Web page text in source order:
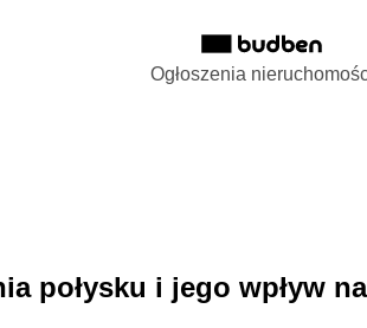
Ogłoszenia
połysku i jego wpływ